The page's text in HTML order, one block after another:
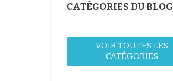
CATÉGORIES DU BLOG
VOIR TOUTES LES
CATÉGORIES